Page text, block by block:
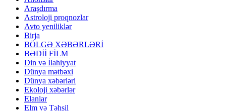
Araşdırma
Astroloji proqnozlar
Avto yeniliklər
Birja
BÖLGƏ XƏBƏRLƏRİ
BƏDİİ FİLM
Din və İlahiyyat
Dünya mətbəxi
Dünya xəbərləri
Ekoloji xəbərlər
Elanlar
Elm və Təhsil